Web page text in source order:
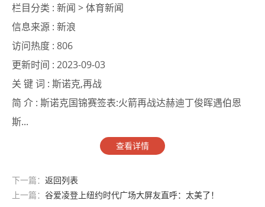
栏目分类 : 新闻 > 体育新闻
信息来源 : 新浪
访问热度 : 806
更新时间 : 2023-09-03
关 键 词 : 斯诺克,再战
简 介 : 斯诺克国锦赛签表:火箭再战达赫迪丁俊晖遇伯恩
斯...
查看详情
下一篇： 返回列表
上一篇： 谷爱凌登上纽约时代广场大屏友直呼：太美了！